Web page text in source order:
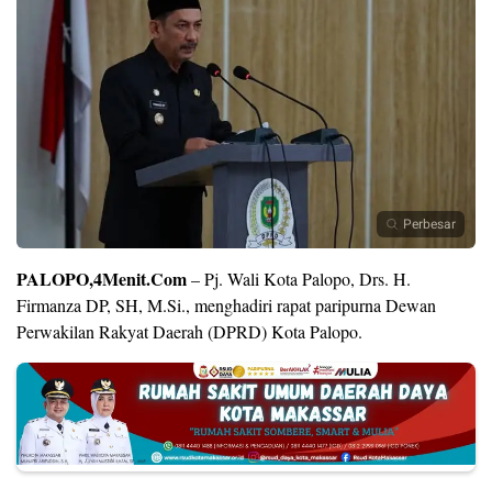
Perbesar
PALOPO,4Menit.Com– Pj. Wali Kota Palopo, Drs. H.
Firmanza DP, SH, M.Si., menghadiri rapat paripurna Dewan
Perwakilan Rakyat Daerah (DPRD) Kota Palopo.